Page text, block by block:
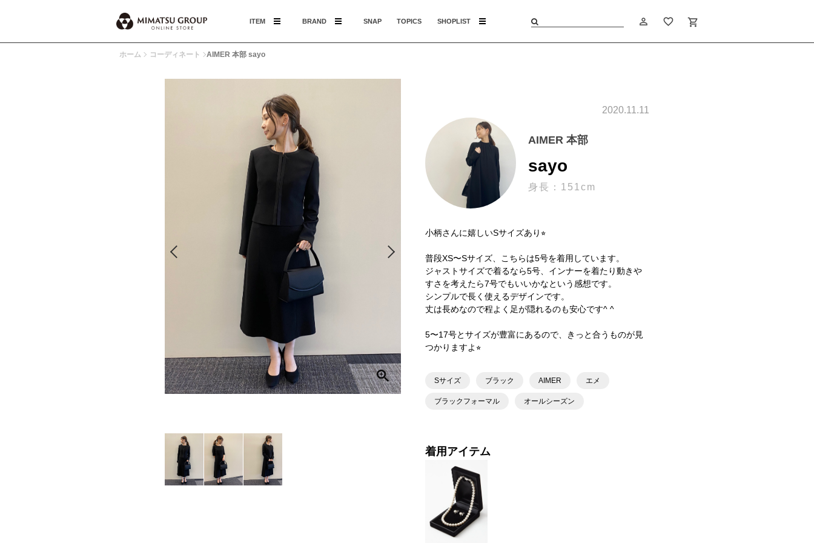
ITEM BRAND SNAP TOPICS SHOPLIST person_outline favorite_border shopping_cart
ホーム コーディネート AIMER 本部 sayo
2020.11.11
AIMER 本部
sayo
身長：151cm
小柄さんに嬉しいSサイズあり⭐︎
普段XS〜Sサイズ、こちらは5号を着用しています。
ジャストサイズで着るなら5号、インナーを着たり動きや
すさを考えたら7号でもいいかなという感想です。
シンプルで長く使えるデザインです。
丈は長めなので程よく足が隠れるのも安心です^ ^
5〜17号とサイズが豊富にあるので、きっと合うものが見
つかりますよ⭐︎
Sサイズ ブラック AIMER エメ
ブラックフォーマル オールシーズン
着用アイテム